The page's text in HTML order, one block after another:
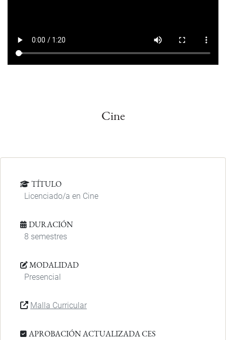
Cine
TÍTULO
Licenciado/a en Cine
DURACIÓN
8 semestres
MODALIDAD
Presencial
Malla Curricular
APROBACIÓN ACTUALIZADA CES